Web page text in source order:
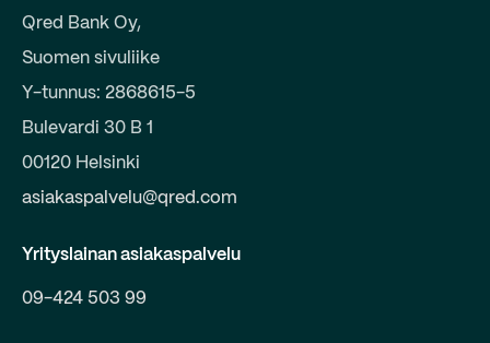
Qred Bank Oy,
Suomen sivuliike
Y-tunnus: 2868615-5
Bulevardi 30 B 1
00120 Helsinki
asiakaspalvelu@qred.com
Yrityslainan asiakaspalvelu
09-424 503 99